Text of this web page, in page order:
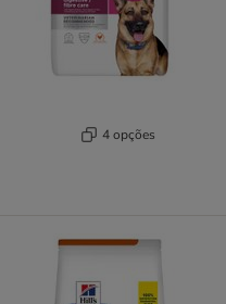
4 opções